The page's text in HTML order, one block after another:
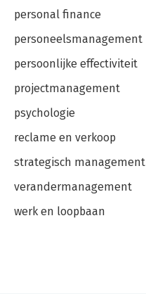
personal finance
personeelsmanagement
persoonlijke effectiviteit
projectmanagement
psychologie
reclame en verkoop
strategisch management
verandermanagement
werk en loopbaan